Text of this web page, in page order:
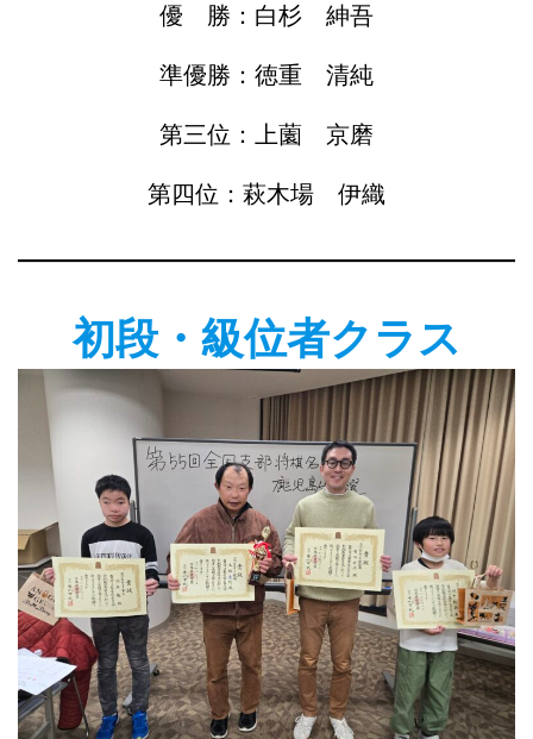
優 勝：白杉 紳吾
準優勝：徳重 清純
第三位：上薗 京磨
第四位：萩木場 伊織
初段・級位者クラス